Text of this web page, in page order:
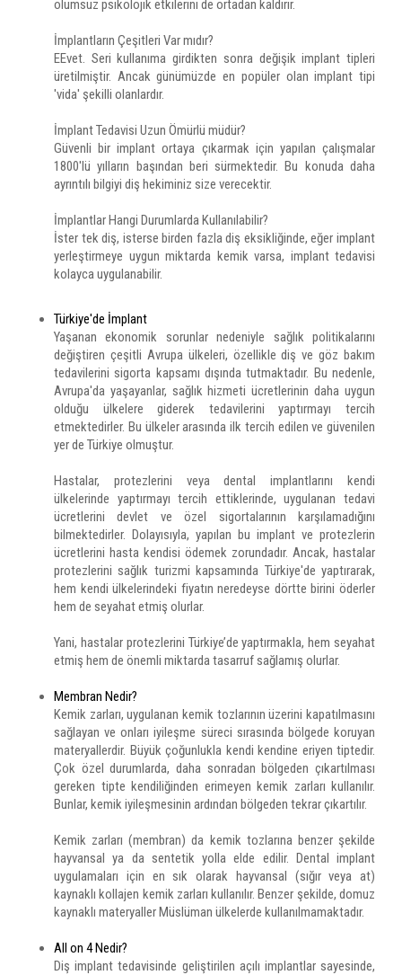
olumsuz psikolojik etkilerini de ortadan kaldırır.
İmplantların Çeşitleri Var mıdır?
EEvet. Seri kullanıma girdikten sonra değişik implant tipleri
üretilmiştir. Ancak günümüzde en popüler olan implant tipi
'vida' şekilli olanlardır.
İmplant Tedavisi Uzun Ömürlü müdür?
Güvenli bir implant ortaya çıkarmak için yapılan çalışmalar
1800'lü yılların başından beri sürmektedir. Bu konuda daha
ayrıntılı bilgiyi diş hekiminiz size verecektir.
İmplantlar Hangi Durumlarda Kullanılabilir?
İster tek diş, isterse birden fazla diş eksikliğinde, eğer implant
yerleştirmeye uygun miktarda kemik varsa, implant tedavisi
kolayca uygulanabilir.
Türkiye'de İmplant
Yaşanan ekonomik sorunlar nedeniyle sağlık politikalarını
değiştiren çeşitli Avrupa ülkeleri, özellikle diş ve göz bakım
tedavilerini sigorta kapsamı dışında tutmaktadır. Bu nedenle,
Avrupa'da yaşayanlar, sağlık hizmeti ücretlerinin daha uygun
olduğu ülkelere giderek tedavilerini yaptırmayı tercih
etmektedirler. Bu ülkeler arasında ilk tercih edilen ve güvenilen
yer de Türkiye olmuştur.
Hastalar, protezlerini veya dental implantlarını kendi
ülkelerinde yaptırmayı tercih ettiklerinde, uygulanan tedavi
ücretlerini devlet ve özel sigortalarının karşılamadığını
bilmektedirler. Dolayısıyla, yapılan bu implant ve protezlerin
ücretlerini hasta kendisi ödemek zorundadır. Ancak, hastalar
protezlerini sağlık turizmi kapsamında Türkiye'de yaptırarak,
hem kendi ülkelerindeki fiyatın neredeyse dörtte birini öderler
hem de seyahat etmiş olurlar.
Yani, hastalar protezlerini Türkiye’de yaptırmakla, hem seyahat
etmiş hem de önemli miktarda tasarruf sağlamış olurlar.
Membran Nedir?
Kemik zarları, uygulanan kemik tozlarının üzerini kapatılmasını
sağlayan ve onları iyileşme süreci sırasında bölgede koruyan
materyallerdir. Büyük çoğunlukla kendi kendine eriyen tiptedir.
Çok özel durumlarda, daha sonradan bölgeden çıkartılması
gereken tipte kendiliğinden erimeyen kemik zarları kullanılır.
Bunlar, kemik iyileşmesinin ardından bölgeden tekrar çıkartılır.
Kemik zarları (membran) da kemik tozlarına benzer şekilde
hayvansal ya da sentetik yolla elde edilir. Dental implant
uygulamaları için en sık olarak hayvansal (sığır veya at)
kaynaklı kollajen kemik zarları kullanılır. Benzer şekilde, domuz
kaynaklı materyaller Müslüman ülkelerde kullanılmamaktadır.
All on 4 Nedir?
Diş implant tedavisinde geliştirilen açılı implantlar sayesinde,